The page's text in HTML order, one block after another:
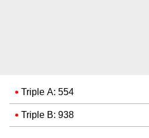
Triple A: 554
Triple B: 938